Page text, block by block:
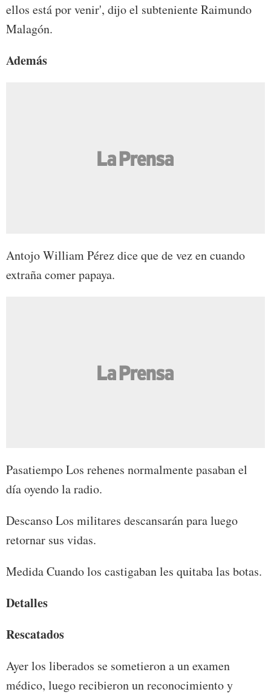
ellos está por venir', dijo el subteniente Raimundo
Malagón.
Además
Antojo William Pérez dice que de vez en cuando
extraña comer papaya.
Pasatiempo Los rehenes normalmente pasaban el
día oyendo la radio.
Descanso Los militares descansarán para luego
retornar sus vidas.
Medida Cuando los castigaban les quitaba las botas.
Detalles
Rescatados
Ayer los liberados se sometieron a un examen
médico, luego recibieron un reconocimiento y